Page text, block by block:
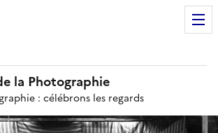
la Photographie
: célébrons les regards